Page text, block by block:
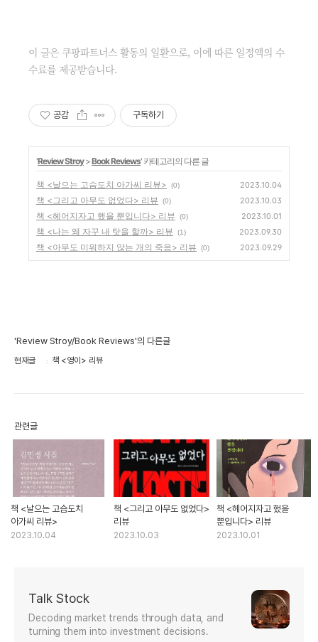
이 글은 쿠팡파트너스 활동의 일환으로, 이에 따른 일정액의 수
수료를 제공받습니다.
공감 구독하기
'Review Stroy>Book Reviews' 카테고리의 다른 글
책 <날으는 고슴도치 아가씨 리뷰> (0) 2023.10.04
책 <그리고 아무도 없었다> 리뷰 (0) 2023.10.03
책 <헤어지자고 했을 뿐입니다> 리뷰 (0) 2023.10.01
책 <나는 왜 자꾸 내 탓을 할까> 리뷰 (1) 2023.09.30
책 <아무도 미워하지 않는 개의 죽음> 리뷰 (0) 2023.09.29
'Review Stroy/Book Reviews'의 다른글
현재글 책 <영이> 리뷰
관련글
책 <날으는 고슴도치
아가씨 리뷰>
2023.10.04
책 <그리고 아무도 없었다>
리뷰
2023.10.03
책 <헤어지자고 했을
뿐입니다> 리뷰
2023.10.01
Talk Stock
Decoding market trends through data, and
turning them into investment decisions.